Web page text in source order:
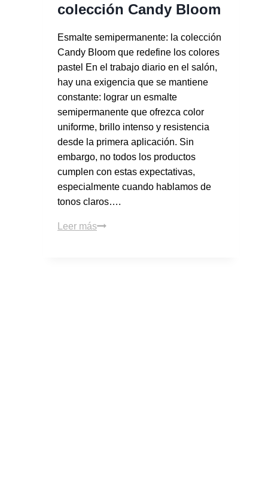
colección Candy Bloom
Esmalte semipermanente: la colección
Candy Bloom que redefine los colores
pastel En el trabajo diario en el salón,
hay una exigencia que se mantiene
constante: lograr un esmalte
semipermanente que ofrezca color
uniforme, brillo intenso y resistencia
desde la primera aplicación. Sin
embargo, no todos los productos
cumplen con estas expectativas,
especialmente cuando hablamos de
tonos claros….
Leer más